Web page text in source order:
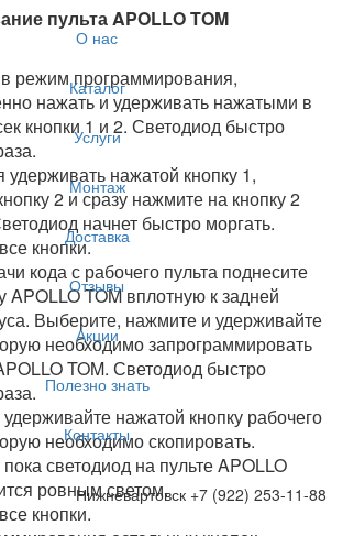
О нас
Каталог
Услуги
Монтаж
Доставка
Отзывы
Акции
Полезно знать
Контакты
Нижневартовск +7 (922) 253-11-88
пульта APOLLO TOM
режим программирования,
нажать и удерживать нажатыми в
кнопки 1 и 2. Светодиод быстро
нажатой кнопку 1,
2 и сразу нажмите на кнопку 2
начнет быстро моргать.
кнопки.
кода с рабочего пульта поднесите
APOLLO TOM вплотную к задней
Выберите, нажмите и удерживайте
необходимо запрограммировать
TOM. Светодиод быстро
нажатой кнопку рабочего
необходимо скопировать.
светодиод на пульте APOLLO
ровным светом.
кнопки.